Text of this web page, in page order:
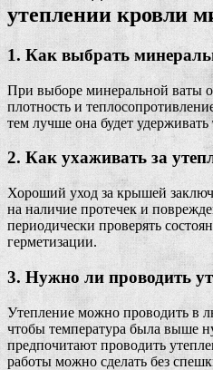
утеплении кровли
1. Как выбрать
При выборе минеральной ваты
плотность и
тем лучше она будет удерживать
2. Как ухаживать за
Хороший уход за крышей
на наличие протечек и
периодически проверять
герметизации.
3. Нужно ли проводить
Утепление можно проводить в
чтобы температура была выше
предпочитают проводить
работы можно сделать без